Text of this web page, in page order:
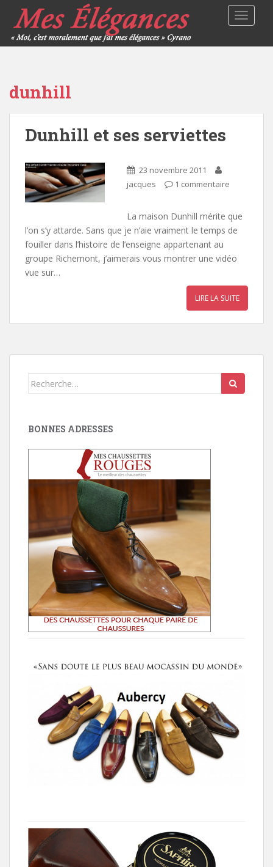
dunhill
Dunhill et ses serviettes
23 novembre 2011
jacques
1 commentaire
La maison Dunhill mérite que
l’on s’y attarde. Sans que je n’aie vraiment le temps de
fouiller dans l’histoire de l’enseigne appartenant au
groupe Richemont, j’aimerais vous montrer une vidéo
vue sur…
LIRE LA SUITE
Search
BONNES ADRESSES